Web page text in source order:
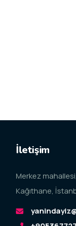
İletişim
Merkez
Kağıthane,